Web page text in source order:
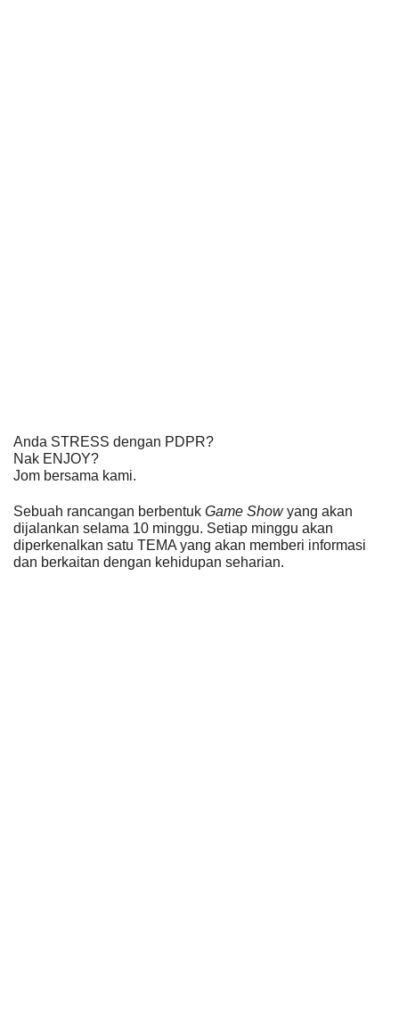
Anda STRESS dengan PDPR?
Nak ENJOY?
Jom bersama kami.
Sebuah rancangan berbentuk Game Show yang akan
dijalankan selama 10 minggu. Setiap minggu akan
diperkenalkan satu TEMA yang akan memberi informasi
dan berkaitan dengan kehidupan seharian.